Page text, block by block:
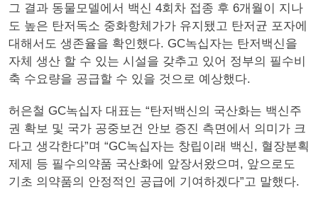
그 결과 동물모델에서 백신 4회차 접종 후 6개월이 지나
도 높은 탄저독소 중화항체가가 유지됐고 탄저균 포자에
대해서도 생존율을 확인했다. GC녹십자는 탄저백신을
자체 생산 할 수 있는 시설을 갖추고 있어 정부의 필수비
축 수요량을 공급할 수 있을 것으로 예상했다.
허은철 GC녹십자 대표는 “탄저백신의 국산화는 백신주
권 확보 및 국가 공중보건 안보 증진 측면에서 의미가 크
다고 생각한다”며 “GC녹십자는 창립이래 백신, 혈장분획
제제 등 필수의약품 국산화에 앞장서왔으며, 앞으로도
기초 의약품의 안정적인 공급에 기여하겠다”고 말했다.